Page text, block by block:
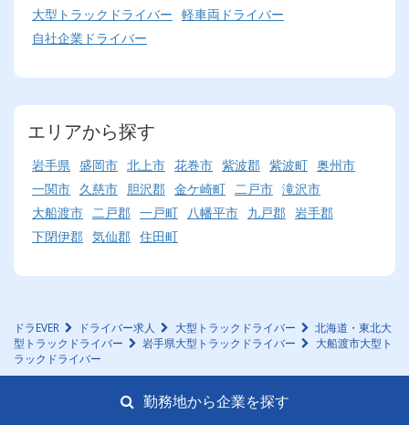
大型トラックドライバー 軽車両ドライバー
自社企業ドライバー
エリアから探す
岩手県 盛岡市 北上市 花巻市 紫波郡 紫波町 奥州市
一関市 久慈市 胆沢郡 金ケ崎町 二戸市 滝沢市
大船渡市
二戸郡 一戸町 八幡平市 九戸郡 岩手郡
下閉伊郡 気仙郡 住田町
ドラEVER ドライバー求人 大型トラックドライバー
北海道・東北大
型トラックドライバー
岩手県大型トラックドライバー
大船渡市大型ト
ラックドライバー
勤務地から企業を探す